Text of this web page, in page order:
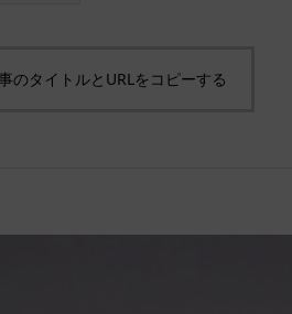
のタイトルとURLをコピーする